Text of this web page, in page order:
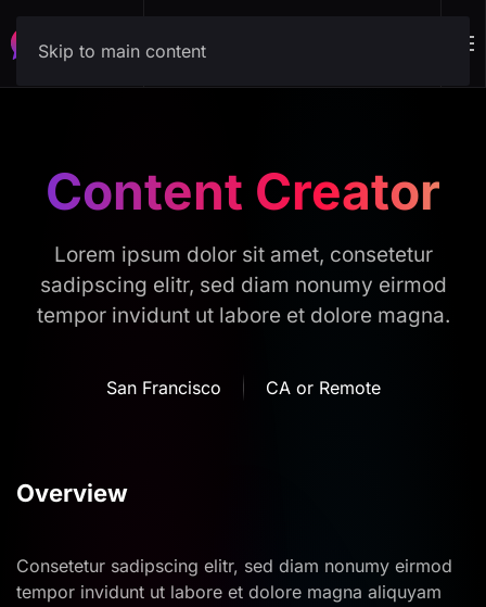
Skip to main content
Content Creator
Lorem ipsum dolor sit amet, consetetur
sadipscing elitr, sed diam nonumy eirmod
tempor invidunt ut labore et dolore magna.
San Francisco CA or Remote
Overview
Consetetur sadipscing elitr, sed diam nonumy eirmod
tempor invidunt ut labore et dolore magna aliquyam